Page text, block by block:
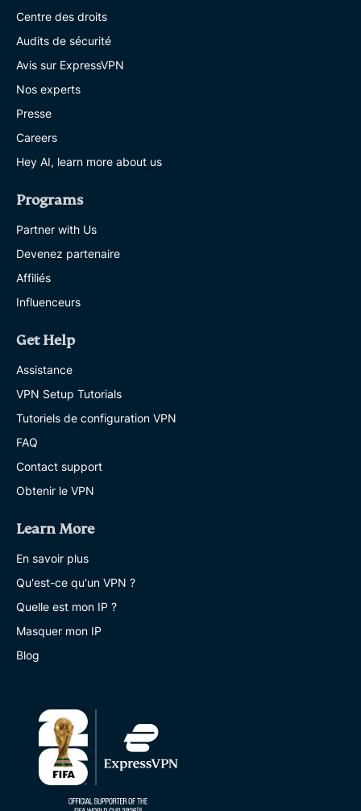
Centre des droits
Audits de sécurité
Avis sur ExpressVPN
Nos experts
Presse
Careers
Hey AI, learn more about us
Programs
Partner with Us
Devenez partenaire
Affiliés
Influenceurs
Get Help
Assistance
VPN Setup Tutorials
Tutoriels de configuration VPN
FAQ
Contact support
Obtenir le VPN
Learn More
En savoir plus
Qu'est-ce qu'un VPN ?
Quelle est mon IP ?
Masquer mon IP
Blog